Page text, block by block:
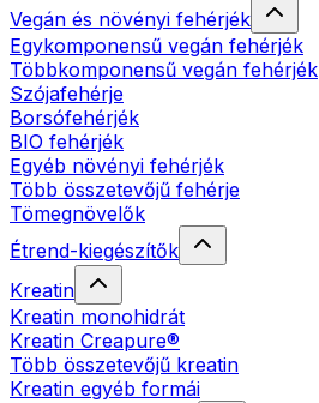
Vegán és növényi fehérjék
Egykomponensű vegán fehérjék
Többkomponensű vegán fehérjék
Szójafehérje
Borsófehérjék
BIO fehérjék
Egyéb növényi fehérjék
Több összetevőjű fehérje
Tömegnövelők
Étrend-kiegészítők
Kreatin
Kreatin monohidrát
Kreatin Creapure®
Több összetevőjű kreatin
Kreatin egyéb formái